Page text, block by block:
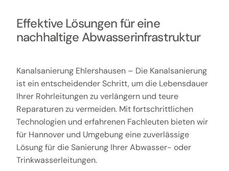
Effektive Lösungen für eine
nachhaltige Abwasserinfrastruktur
Kanalsanierung Ehlershausen – Die Kanalsanierung
ist ein entscheidender Schritt, um die Lebensdauer
Ihrer Rohrleitungen zu verlängern und teure
Reparaturen zu vermeiden. Mit fortschrittlichen
Technologien und erfahrenen Fachleuten bieten wir
für Hannover und Umgebung eine zuverlässige
Lösung für die Sanierung Ihrer Abwasser- oder
Trinkwasserleitungen.